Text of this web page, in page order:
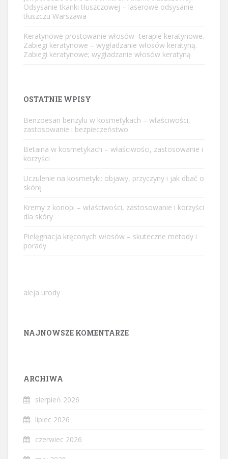
Odsysanie tkanki tłuszczowej – laserowe odsysanie
tłuszczu Warszawa
Keratynowe prostowanie włosów -terapie keratynowe.
Zabiegi keratynowe – wygładzanie włosów keratyną.
Zabiegi keratynowe; wygładzanie włosów keratyną
OSTATNIE WPISY
Benzoesan benzylu w kosmetykach – właściwości,
zastosowanie i bezpieczeństwo
Betaina w kosmetykach – właściwości, zastosowanie i
korzyści
Uczulenie na kosmetyki: objawy, przyczyny i jak dbać o
skórę
Kremy z konopi – właściwości, zastosowanie i korzyści
dla skóry
Pielęgnacja kręconych włosów – skuteczne metody i
porady
aleja urody
NAJNOWSZE KOMENTARZE
ARCHIWA
sierpień 2026
lipiec 2026
czerwiec 2026